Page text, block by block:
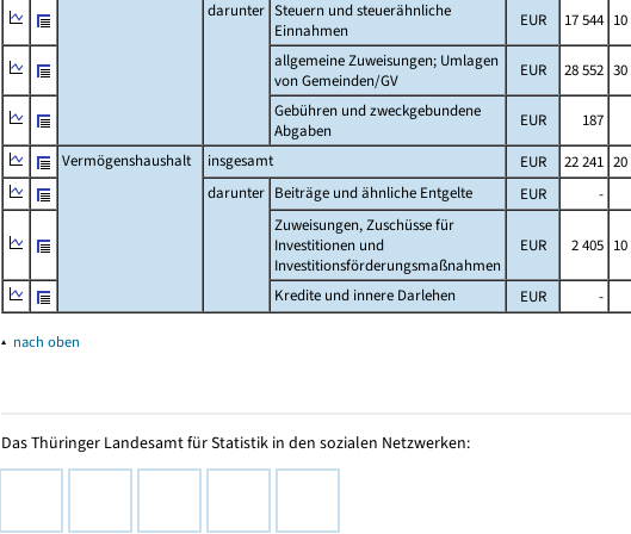
darunter Steuern und steuerähnliche
Einnahmen
EUR 17 544
allgemeine Zuweisungen; Umlagen
von Gemeinden/GV
EUR 28 552 30
Gebühren und zweckgebundene
Abgaben
EUR 187
Vermögenshaushalt
insgesamt EUR 22 241 20
darunter Beiträge und ähnliche Entgelte EUR -
Zuweisungen, Zuschüsse für
Investitionen und
Investitionsförderungsmaßnahmen
EUR 2 405
Kredite und innere Darlehen EUR -
▴ nach oben
Das Thüringer Landesamt für Statistik in den sozialen Netzwerken: